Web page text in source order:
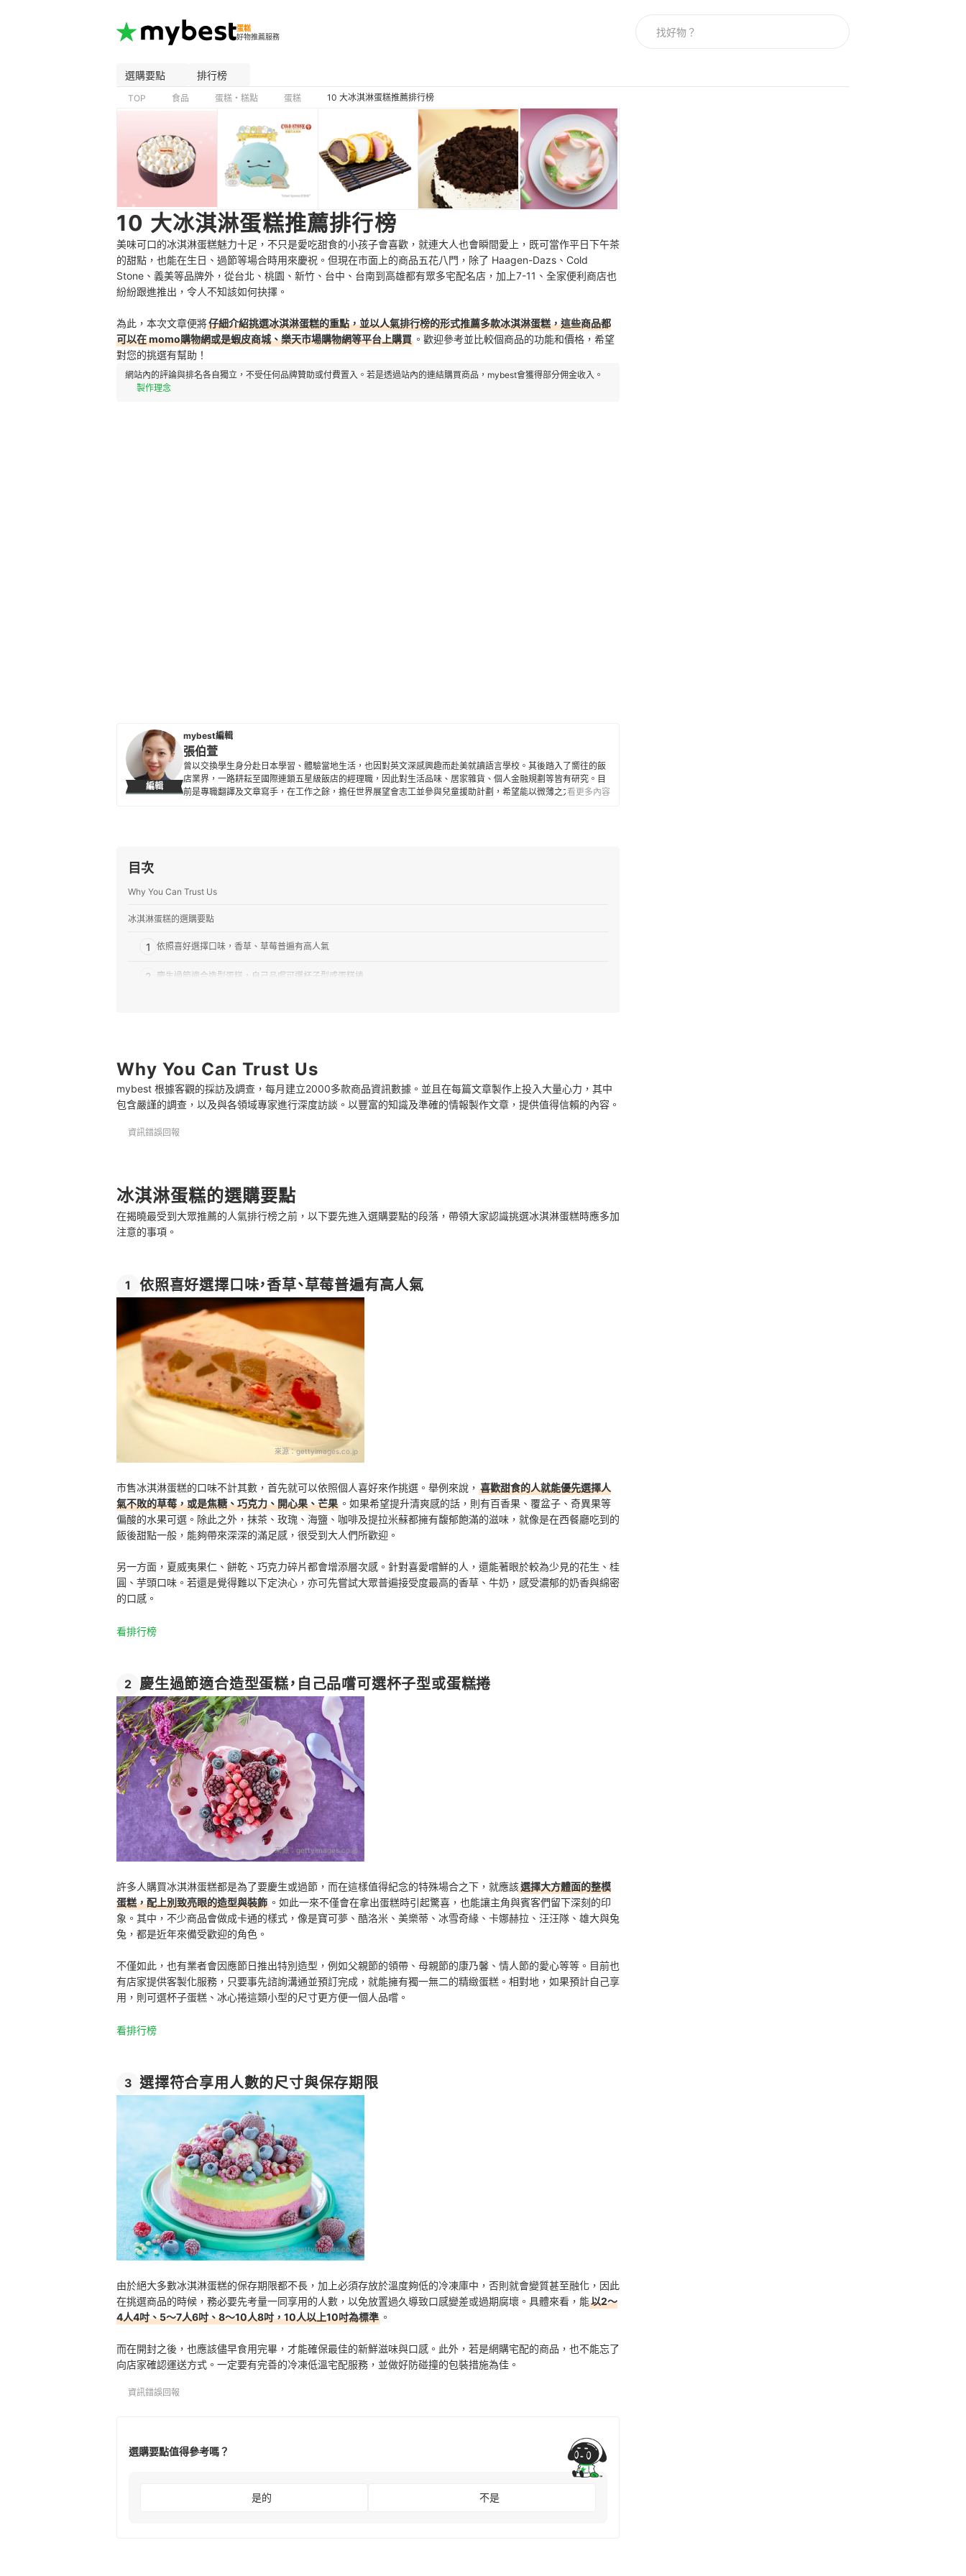
蛋糕
好物推薦服務
選購要點 排行榜
TOP 食品 蛋糕・糕點 蛋糕 10 大冰淇淋蛋糕推薦排行榜
10 大冰淇淋蛋糕推薦排行榜
美味可口的冰淇淋蛋糕魅力十足，不只是愛吃甜食的小孩子會喜歡，就連大人也會瞬間愛上，既可當作平日下午茶
的甜點，也能在生日、過節等場合時用來慶祝。但現在市面上的商品五花八門，除了 Haagen-Dazs、Cold
Stone、義美等品牌外，從台北、桃園、新竹、台中、台南到高雄都有眾多宅配名店，加上7-11、全家便利商店也
紛紛跟進推出，令人不知該如何抉擇。
為此，本次文章便將仔細介紹挑選冰淇淋蛋糕的重點，並以人氣排行榜的形式推薦多款冰淇淋蛋糕，這些商品都
可以在 momo購物網或是蝦皮商城、樂天市場購物網等平台上購買 。歡迎參考並比較個商品的功能和價格，希望
對您的挑選有幫助！
網站內的評論與排名各自獨立，不受任何品牌贊助或付費置入。若是透過站內的連結購買商品，mybest會獲得部分佣金收入。
製作理念
編輯
mybest編輯
張伯萱
曾以交換學生身分赴日本學習、體驗當地生活，也因對英文深感興趣而赴美就讀語言學校。其後踏入了嚮往的飯
店業界，一路耕耘至國際連鎖五星級飯店的經理職，因此對生活品味、居家雜貨、個人金融規劃等皆有研究。目
前是專職翻譯及文章寫手，在工作之餘，擔任世界展望會志工並參與兒童援助計劃，希望能以微薄之力對社會有
看更多內容
目次
Why You Can Trust Us
冰淇淋蛋糕的選購要點
1 依照喜好選擇口味，香草、草莓普遍有高人氣
2 慶生過節適合造型蛋糕，自己品嚐可選杯子型或蛋糕捲
瀏覽更多美味可口的高人氣蛋糕
總結
Why You Can Trust Us
mybest 根據客觀的採訪及調查，每月建立2000多款商品資訊數據。並且在每篇文章製作上投入大量心力，其中
包含嚴謹的調查，以及與各領域專家進行深度訪談。以豐富的知識及準確的情報製作文章，提供值得信賴的內容。
資訊錯誤回報
冰淇淋蛋糕的選購要點
在揭曉最受到大眾推薦的人氣排行榜之前，以下要先進入選購要點的段落，帶領大家認識挑選冰淇淋蛋糕時應多加
注意的事項。
1 依照喜好選擇口味，香草、草莓普遍有高人氣
來源：gettyimages.co.jp
市售冰淇淋蛋糕的口味不計其數，首先就可以依照個人喜好來作挑選。舉例來說， 喜歡甜食的人就能優先選擇人
氣不敗的草莓，或是焦糖、巧克力、開心果、芒果 。如果希望提升清爽感的話，則有百香果、覆盆子、奇異果等
偏酸的水果可選。除此之外，抹茶、玫瑰、海鹽、咖啡及提拉米蘇都擁有馥郁飽滿的滋味，就像是在西餐廳吃到的
飯後甜點一般，能夠帶來深深的滿足感，很受到大人們所歡迎。
另一方面，夏威夷果仁、餅乾、巧克力碎片都會增添層次感。針對喜愛嚐鮮的人，還能著眼於較為少見的花生、桂
圓、芋頭口味。若還是覺得難以下定決心，亦可先嘗試大眾普遍接受度最高的香草、牛奶，感受濃郁的奶香與綿密
的口感。
看排行榜
2 慶生過節適合造型蛋糕，自己品嚐可選杯子型或蛋糕捲
來源：gettyimages.co.jp
許多人購買冰淇淋蛋糕都是為了要慶生或過節，而在這樣值得紀念的特殊場合之下，就應該選擇大方體面的整模
蛋糕，配上別致亮眼的造型與裝飾 。如此一來不僅會在拿出蛋糕時引起驚喜，也能讓主角與賓客們留下深刻的印
象。其中，不少商品會做成卡通的樣式，像是寶可夢、酷洛米、美樂蒂、冰雪奇緣、卡娜赫拉、汪汪隊、雄大與兔
兔，都是近年來備受歡迎的角色。
不僅如此，也有業者會因應節日推出特別造型，例如父親節的領帶、母親節的康乃馨、情人節的愛心等等。目前也
有店家提供客製化服務，只要事先諮詢溝通並預訂完成，就能擁有獨一無二的精緻蛋糕。相對地，如果預計自己享
用，則可選杯子蛋糕、冰心捲這類小型的尺寸更方便一個人品嚐。
看排行榜
3 選擇符合享用人數的尺寸與保存期限
來源：gettyimages.co.jp
由於絕大多數冰淇淋蛋糕的保存期限都不長，加上必須存放於溫度夠低的冷凍庫中，否則就會變質甚至融化，因此
在挑選商品的時候，務必要先考量一同享用的人數，以免放置過久導致口感變差或過期腐壞。具體來看，能以2～
4人4吋、5～7人6吋、8～10人8吋，10人以上10吋為標準 。
而在開封之後，也應該儘早食用完畢，才能確保最佳的新鮮滋味與口感。此外，若是網購宅配的商品，也不能忘了
向店家確認運送方式。一定要有完善的冷凍低溫宅配服務，並做好防碰撞的包裝措施為佳。
資訊錯誤回報
選購要點值得參考嗎？
是的 不是